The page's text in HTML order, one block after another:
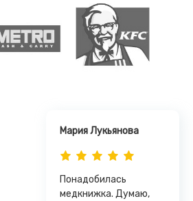
Мария Лукьянова
Понадобилась
медкнижка. Думаю,